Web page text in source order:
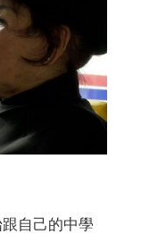
自己的中學